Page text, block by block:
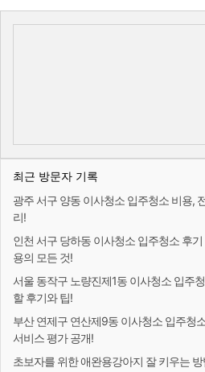
최근 방문자 기록
광주 서구 양동 이사청소 입주청소 비용,
리!
인천 서구 당하동 이사청소 입주청소 후
용의 모든 것!
서울 동작구 노량진제1동 이사청소 입주
할 후기와 팁!
부산 연제구 연산제9동 이사청소 입주청
서비스 평가 공개!
초보자를 위한 애완용강아지 잘 키우는 방